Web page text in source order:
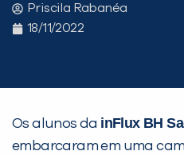
Priscila Rabanéa
18/11/2022
Os alunos da inFlux BH
embarcaram em uma